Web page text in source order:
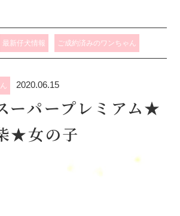
最新仔犬情報 ご成約済みのワンちゃん
2020.06.15
パープレミアム★
★女の子